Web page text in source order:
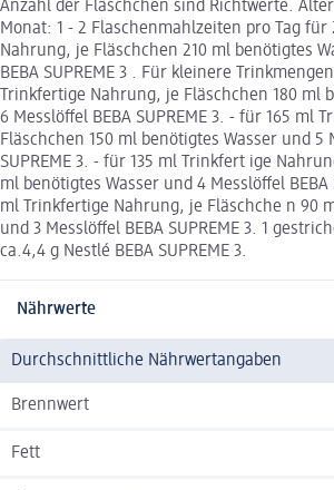
Anzahl der Fläschchen sind Richtwerte.
Monat: 1 - 2 Flaschenmahlzeiten pro Tag
Nahrung, je Fläschchen 210 ml benötigtes
BEBA SUPREME 3 . Für kleinere
Trinkfertige Nahrung, je Fläschchen 180 ml
6 Messlöffel BEBA SUPREME 3. - für 165 ml
Fläschchen 150 ml benötigtes Wasser und 5
SUPREME 3. - für 135 ml Trinkfert ige
ml benötigtes Wasser und 4 Messlöffel BEBA
ml Trinkfertige Nahrung, je Fläschche n 90
und 3 Messlöffel BEBA SUPREME 3. 1
ca.4,4 g Nestlé BEBA SUPREME 3.
Nährwerte
Durchschnittliche Nährwertangaben
Brennwert
Fett